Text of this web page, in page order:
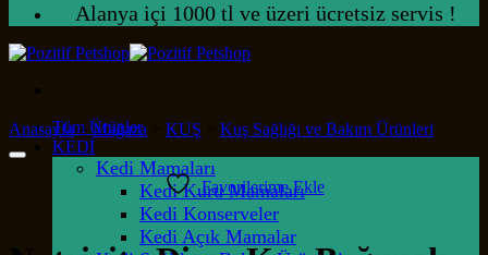
Alanya içi 1000 tl ve üzeri ücretsiz servis !
Tüm Ürünler
KEDİ
Kedi Mamaları
Kedi Kuru Mamaları
Kedi Konserveler
Kedi Açık Mamalar
Anasayfa > Mağaza KUŞ Kuş Sağlığı ve Bakım Ürünleri
Favorilerime Ekle